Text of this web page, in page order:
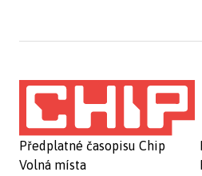
Předplatné časopisu Chip
Volná místa